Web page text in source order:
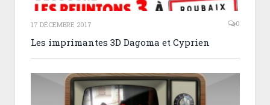
17 DÉCEMBRE 2017 0
Les imprimantes 3D Dagoma et Cyprien